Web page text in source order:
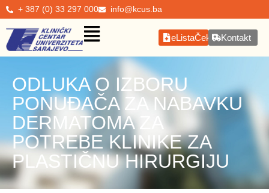
+ 387 (0) 33 297 000 info@kcus.ba
eListaČekanjaKontakt
ODLUKA O IZBORU
PONUĐAČA ZA NABAVKU
DERMATOMA ZA
POTREBE KLINIKE ZA
PLASTIČNU HIRURGIJU